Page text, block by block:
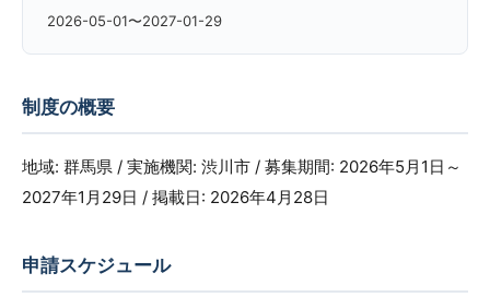
2026-05-01〜2027-01-29
制度の概要
地域: 群馬県 / 実施機関: 渋川市 / 募集期間: 2026年5月1日～
2027年1月29日 / 掲載日: 2026年4月28日
申請スケジュール